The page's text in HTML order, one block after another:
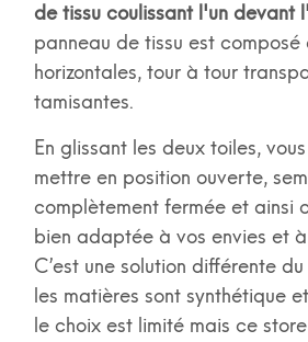
de tissu coulissant l'un devant
panneau de tissu est composé
horizontales, tour à tour
tamisantes.
En glissant les deux toiles,
mettre en position ouverte,
complètement fermée et ainsi
bien adaptée à vos envies et
C’est une solution différente
les matières sont synthétique
le choix est limité mais ce